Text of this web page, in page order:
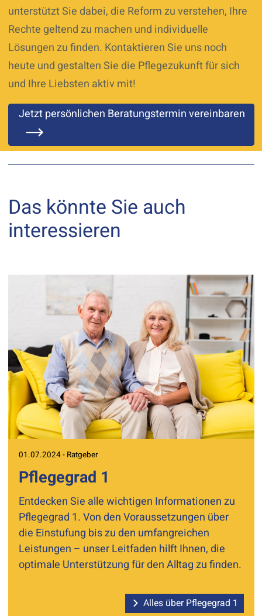
unterstützt Sie dabei, die Reform zu verstehen, Ihre
Rechte geltend zu machen und individuelle
Lösungen zu finden. Kontaktieren Sie uns noch
heute und gestalten Sie die Pflegezukunft für sich
und Ihre Liebsten aktiv mit!
Jetzt persönlichen Beratungstermin vereinbaren
Das könnte Sie auch
interessieren
01.07.2024 - Ratgeber
Pflegegrad 1
Entdecken Sie alle wichtigen Informationen zu
Pflegegrad 1. Von den Voraussetzungen über
die Einstufung bis zu den umfangreichen
Leistungen – unser Leitfaden hilft Ihnen, die
optimale Unterstützung für den Alltag zu finden.
Alles über Pflegegrad 1